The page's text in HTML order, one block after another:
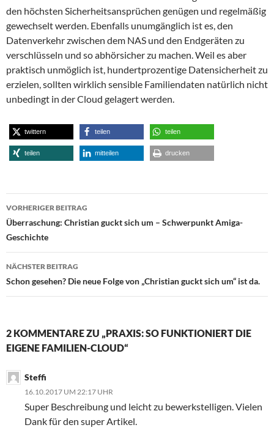
den höchsten Sicherheitsansprüchen genügen und regelmäßig
gewechselt werden. Ebenfalls unumgänglich ist es, den
Datenverkehr zwischen dem NAS und den Endgeräten zu
verschlüsseln und so abhörsicher zu machen. Weil es aber
praktisch unmöglich ist, hundertprozentige Datensicherheit zu
erzielen, sollten wirklich sensible Familiendaten natürlich nicht
unbedingt in der Cloud gelagert werden.
twittern teilen teilen
teilen mitteilen drucken
Beitragsnavigation
VORHERIGER BEITRAG
Überraschung: Christian guckt sich um – Schwerpunkt Amiga-
Geschichte
NÄCHSTER BEITRAG
Schon gesehen? Die neue Folge von „Christian guckt sich um“ ist da.
2 KOMMENTARE ZU „PRAXIS: SO FUNKTIONIERT DIE
EIGENE FAMILIEN-CLOUD“
Steffi
16.10.2017 UM 22:17 UHR
Super Beschreibung und leicht zu bewerkstelligen. Vielen
Dank für den super Artikel.